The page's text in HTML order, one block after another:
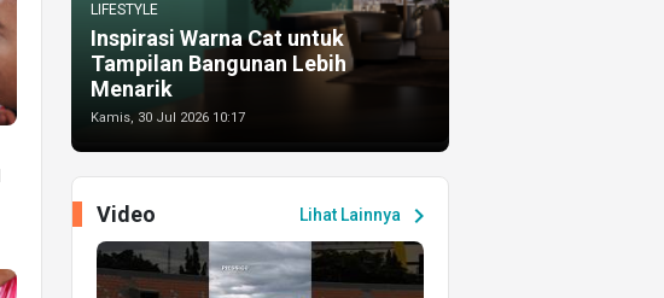
LIFESTYLE
Inspirasi Warna Cat untuk
Tampilan Bangunan Lebih
Menarik
Kamis, 30 Jul 2026 10:17
Lihat Lainnya chevron_right
Video